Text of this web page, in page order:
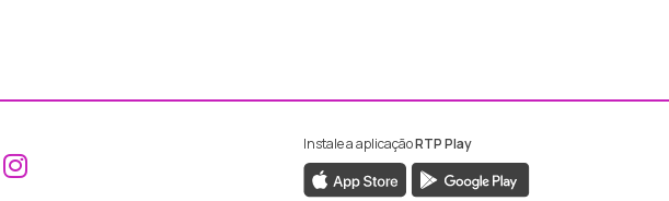
Aceder ao Facebook da RTP Madeira
Aceder ao Instagram da RTP Madeira
Instale a aplicaçãoRTP Play